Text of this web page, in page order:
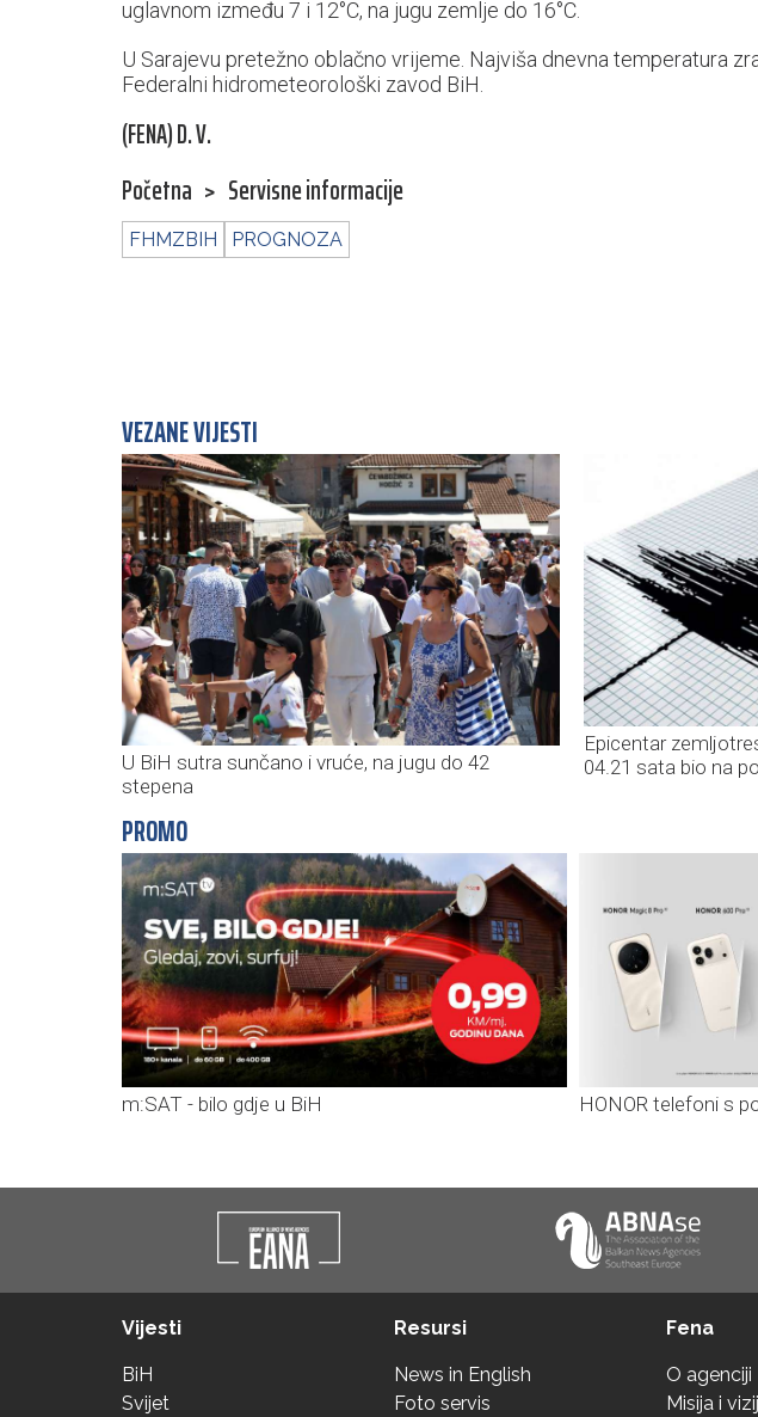
uglavnom između 7 i 12°C, na jugu zemlje do 16°C.
U Sarajevu pretežno oblačno vrijeme. Najviša dnevna temperatura
Federalni hidrometeorološki zavod BiH.
(FENA) D. V.
Početna > Servisne informacije
FHMZBIH PROGNOZA
VEZANE VIJESTI
U BiH sutra sunčano i vruće, na jugu do 42
stepena
Epicentar
04.21 sata bio na
PROMO
m:SAT - bilo gdje u BiH HONOR telefoni s
Vijesti
BiH
Svijet
Resursi
News in English
Foto servis
Fena
O agenciji
Misija i